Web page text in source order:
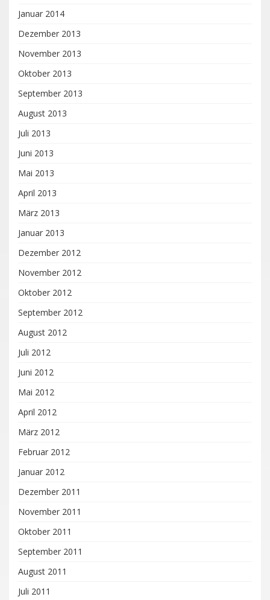
Januar 2014
Dezember 2013
November 2013
Oktober 2013
September 2013
August 2013
Juli 2013
Juni 2013
Mai 2013
April 2013
März 2013
Januar 2013
Dezember 2012
November 2012
Oktober 2012
September 2012
August 2012
Juli 2012
Juni 2012
Mai 2012
April 2012
März 2012
Februar 2012
Januar 2012
Dezember 2011
November 2011
Oktober 2011
September 2011
August 2011
Juli 2011